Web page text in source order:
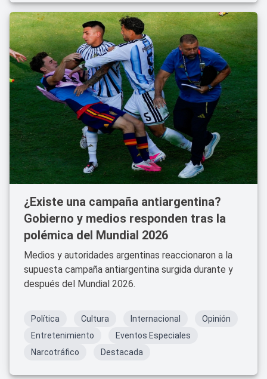
¿Existe una campaña antiargentina?
Gobierno y medios responden tras la
polémica del Mundial 2026
Medios y autoridades argentinas reaccionaron a la
supuesta campaña antiargentina surgida durante y
después del Mundial 2026.
Política Cultura Internacional
Opinión
Entretenimiento
Eventos Especiales
Narcotráfico
Destacada